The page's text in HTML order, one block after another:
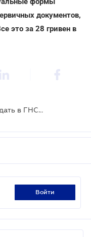
документов,
это за 28 гривен в
Новосозданное юрлицо должно подать в ГНС информацию о бухгалтере: алгоритм действий
войти